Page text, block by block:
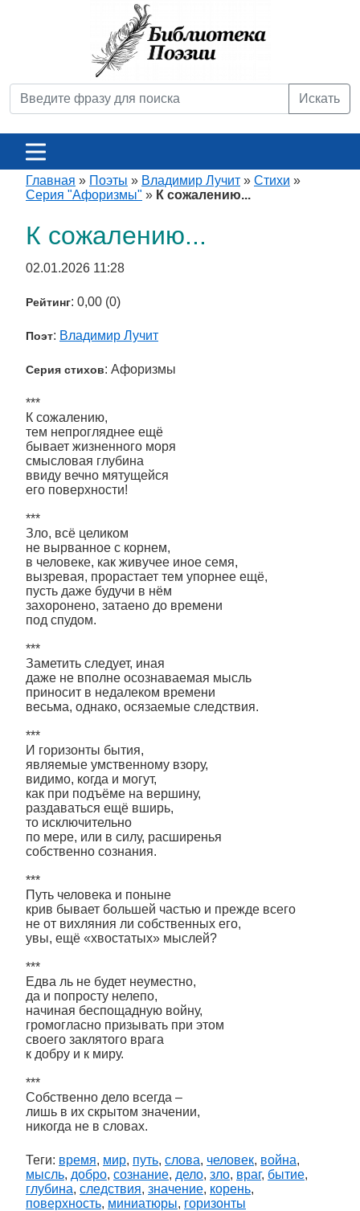
Искать
Главная » Поэты » Владимир Лучит » Стихи »
Серия "Афоризмы" » К сожалению...
К сожалению...
02.01.2026 11:28
Рейтинг: 0,00 (0)
Поэт: Владимир Лучит
Серия стихов: Афоризмы
***
К сожалению,
тем непрогляднее ещё
бывает жизненного моря
смысловая глубина
ввиду вечно мятущейся
его поверхности!
***
Зло, всё целиком
не вырванное с корнем,
в человеке, как живучее иное семя,
вызревая, прорастает тем упорнее ещё,
пусть даже будучи в нём
захоронено, затаено до времени
под спудом.
***
Заметить следует, иная
даже не вполне осознаваемая мысль
приносит в недалеком времени
весьма, однако, осязаемые следствия.
***
И горизонты бытия,
являемые умственному взору,
видимо, когда и могут,
как при подъёме на вершину,
раздаваться ещё вширь,
то исключительно
по мере, или в силу, расширенья
собственно сознания.
***
Путь человека и поныне
крив бывает большей частью и прежде всего
не от вихляния ли собственных его,
увы, ещё «хвостатых» мыслей?
***
Едва ль не будет неуместно,
да и попросту нелепо,
начиная беспощадную войну,
громогласно призывать при этом
своего заклятого врага
к добру и к миру.
***
Собственно дело всегда –
лишь в их скрытом значении,
никогда не в словах.
Теги: время, мир, путь, слова, человек, война,
мысль, добро, сознание, дело, зло, враг, бытие,
глубина, следствия, значение, корень,
поверхность, миниатюры, горизонты